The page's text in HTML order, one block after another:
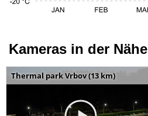
Kameras in der Nähe
Thermal park Vrbov (13 km)